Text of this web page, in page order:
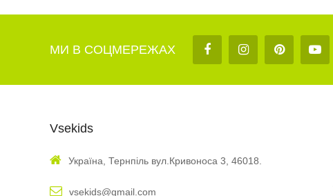
МИ В СОЦМЕРЕЖАХ
Vsekids
Україна, Тернпіль вул.Кривоноса 3, 46018.
vsekids@gmail.com